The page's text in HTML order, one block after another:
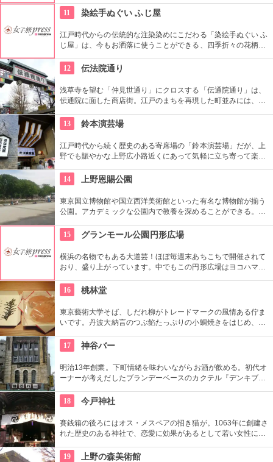
な方、ファッション業界の方、ファッションを学ぶ方、必見で
す。
11 染絵手ぬぐい ふじ屋
江戸時代からの伝統的な注染染めにこだわる「染絵手ぬぐい ふ
じ屋」は、今もお洒落に使うことができる、四季折々の花柄や
地の小物も各種扱っています。
12 伝法院通り
浅草寺を望む「仲見世通り」にクロスする「伝通院通り」は、
伝通院に面した商店街。江戸のまちを再現した町並みには、屋
あります。多彩なお店が並んでいて、買い物や食事も楽しめま
す。
13 鈴本演芸場
江戸時代から続く歴史のある寄席場の「鈴本演芸場」だが、上
野でも賑やかな上野広小路近くにあって気軽に立ち寄って楽し
ず入ってみてはいかがでしょう。
14 上野恩賜公園
東京国立博物館や国立西洋美術館といった有名な博物館が揃う
公園。アカデミックな公園内で教養を深めることができる。ま
15
グランモール公園円形広場
横浜の名物でもある大道芸！ほぼ毎週末あちこちで開催されて
おり、盛り上がっています。中でもこの円形広場はヨコハマ大
労される、驚きの芸に子供も大人も釘付けです！
16 桃林堂
東京藝術大学そば、しだれ柳がトレードマークの風情ある佇ま
いです。丹波大納言のつぶ餡たっぷりの小鯛焼きをはじめ、水
ます。お抹茶をいただきながら店内でも。
17 神谷バー
明治13年創業。下町情緒を味わいながらお酒が飲める。初代オ
ーナーが考えだしたブランデーベースのカクテル『デンキブラ
がいい。浅草を観光した際には是非立ち寄りたい。
18 今戸神社
賽銭箱の後ろにはオス・メスペアの招き猫が。1063年に創建さ
れた歴史のある神社で、恋愛に効果があるとして若い女性に人
購入してみては？
19 上野の森美術館